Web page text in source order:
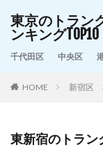
東京のトラン
ンキングTOP10
千代田区 中央区
HOME 新宿区
東新宿のトラン